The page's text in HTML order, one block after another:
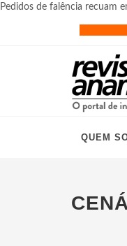
Pedidos de falência recuam
QUEM